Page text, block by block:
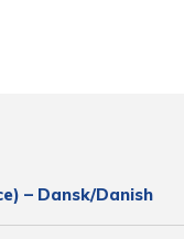
– Dansk/Danish